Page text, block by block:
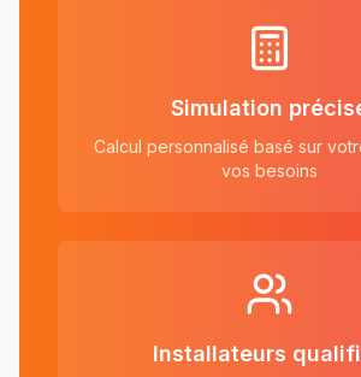
Simulation
Calcul personnalisé basé sur
vos besoins
Installateurs